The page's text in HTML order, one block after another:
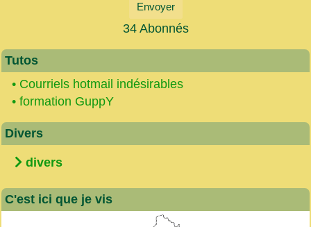
Envoyer
34 Abonnés
Tutos
• Courriels hotmail indésirables
• formation GuppY
Divers
divers
C'est ici que je vis